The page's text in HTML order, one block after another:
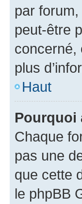
par forum,
peut-être
concerné,
plus
Haut
Pourquoi
Chaque
pas une
que cette
le phpBB